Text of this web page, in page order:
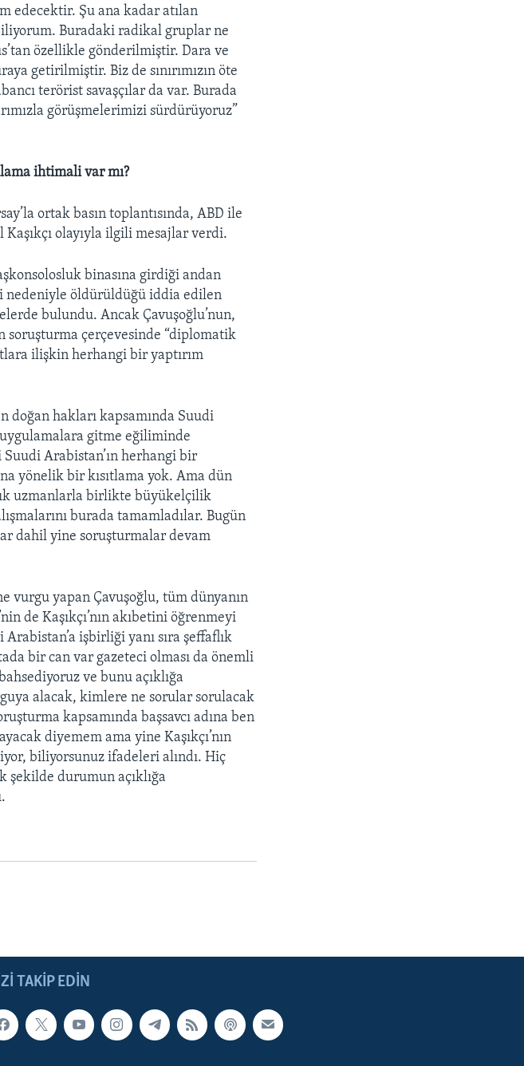
edecektir. Şu ana kadar atılan
Buradaki radikal gruplar ne
özellikle gönderilmiştir. Dara ve
getirilmiştir. Biz de sınırımızın öte
terörist savaşçılar da var. Burada
görüşmelerimizi sürdürüyoruz”
ihtimali var mı?
ortak basın toplantısında, ABD ile
olayıyla ilgili mesajlar verdi.
binasına girdiği andan
nedeniyle öldürüldüğü iddia edilen
bulundu. Ancak Çavuşoğlu’nun,
soruşturma çerçevesinde “diplomatik
ilişkin herhangi bir yaptırım
doğan hakları kapsamında Suudi
uygulamalara gitme eğiliminde
Arabistan’ın herhangi bir
yönelik bir kısıtlama yok. Ama dün
uzmanlarla birlikte büyükelçilik
burada tamamladılar. Bugün
dahil yine soruşturmalar devam
vurgu yapan Çavuşoğlu, tüm dünyanın
de Kaşıkçı’nın akıbetini öğrenmeyi
işbirliği yanı sıra şeffaflık
bir can var gazeteci olması da önemli
ve bunu açıklığa
alacak, kimlere ne sorular sorulacak
kapsamında başsavcı adına ben
diyemem ama yine Kaşıkçı’nın
biliyorsunuz ifadeleri alındı. Hiç
şekilde durumun açıklığa
TAKIP EDIN